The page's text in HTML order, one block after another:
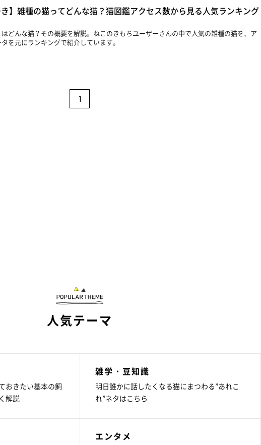
き】雑種の猫ってどんな猫？猫図鑑アクセス数から見る人気ランキング
どんな猫？その概要を解説。ねこのきもちユーザーさんの中で人気の雑種の猫を、ア
を元にランキングで紹介しています。
1
人気テーマ
おきたい基本の飼
解説
雑学・豆知識
明日誰かに話したくなる猫にまつわる”あれこ
れ”ネタはこちら
エンタメ